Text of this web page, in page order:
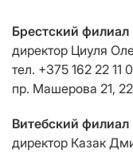
Брестский филиал
директор Циуля
тел. +375 162 22 11
пр. Машерова 21,
Витебский филиал
директор Казак